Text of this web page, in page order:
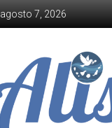
agosto 7, 2026